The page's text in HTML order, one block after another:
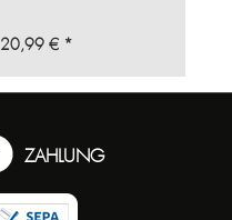
20,99 € *
ZAHLUNG